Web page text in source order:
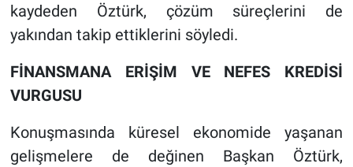
kaydeden Öztürk, çözüm süreçlerini de
yakından takip ettiklerini söyledi.
FİNANSMANA ERİŞİM VE NEFES KREDİSİ
VURGUSU
Konuşmasında küresel ekonomide yaşanan
gelişmelere de değinen Başkan Öztürk,